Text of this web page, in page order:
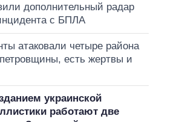
дополнительный радар
с БПЛА
атаковали четыре района
есть жертвы и
украинской
работают две